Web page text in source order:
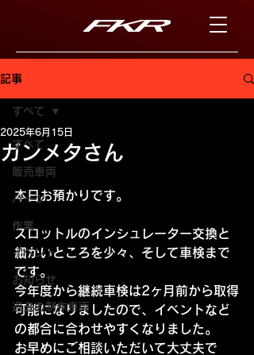
記事
すべて
販売車両
パーツ
作業
イベント
お知らせ
過去の制作車両
すべて
ガンメタさん
2025年6月15日
本日お預かりです。
スロットルのインシュレーター交換と
細かいところを少々、そして車検まで
です。
今年度から継続車検は2ヶ月前から取得
可能になりましたので、イベントなど
の都合に合わせやすくなりました。
お早めにご相談いただいて大丈夫で